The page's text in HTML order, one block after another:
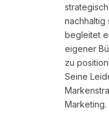
nachhaltig
begleitet
eigener
zu
Seine
Marketing.